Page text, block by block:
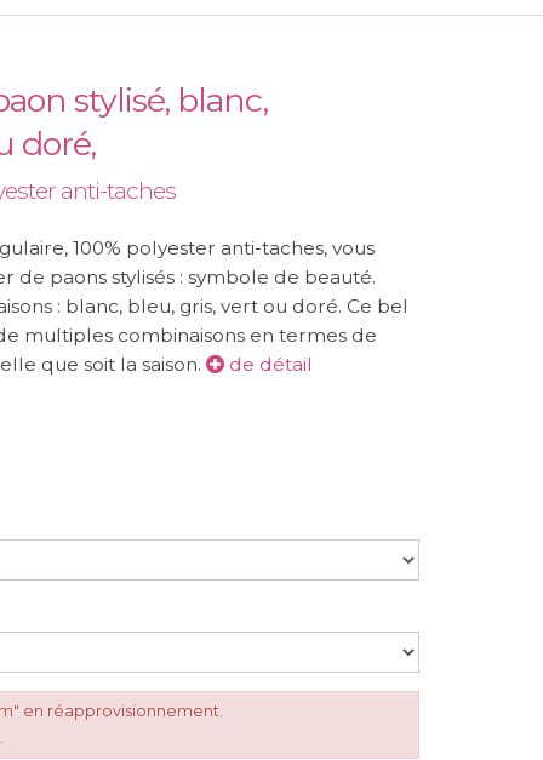
stylisé, blanc,
doré,
anti-taches
100% polyester anti-taches, vous
de paons stylisés : symbole de beauté.
: blanc, bleu, gris, vert ou doré. Ce bel
multiples combinaisons en termes de
que soit la saison.
de détail
en réapprovisionnement.